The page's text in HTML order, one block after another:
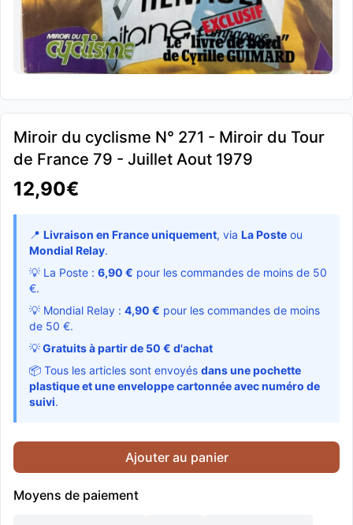
Miroir du cyclisme N° 271 - Miroir du Tour
de France 79 - Juillet Aout 1979
12,90€
📍 Livraison en France uniquement, via La Poste ou
Mondial Relay.
💡 La Poste : 6,90 € pour les commandes de moins de 50
€.
💡 Mondial Relay : 4,90 € pour les commandes de moins
de 50 €.
💡Gratuits à partir de 50 € d'achat
📦 Tous les articles sont envoyés dans une pochette
plastique et une enveloppe cartonnée avec numéro de
suivi.
Ajouter au panier
Moyens de paiement